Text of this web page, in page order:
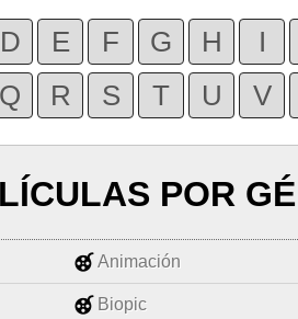
D E F G H
I
Q R S T U V
POR
Animación
Biopic